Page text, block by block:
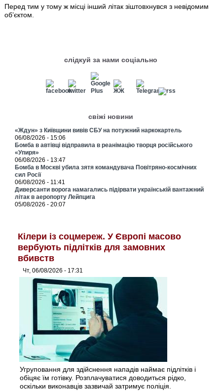
Перед тим у тому ж місці інший літак зіштовхнувся з невідомим
об’єктом.
слідкуй за нами соціально
свіжі новини
«Ждун» з Київщини вивів СБУ на потужний наркокартель
06/08/2026 - 15:06
Бомба в автівці відправила в реанімацію творця російського
«Упиря»
06/08/2026 - 13:47
Бомба в Москві убила зятя командувача Повітряно-космічних
сил Росії
06/08/2026 - 11:41
Диверсанти ворога намагались підірвати українській вантажний
літак в аеропорту Лейпцига
05/08/2026 - 20:07
Кілери із соцмереж. У Європі масово
вербують підлітків для замовних
вбивств
Чт, 06/08/2026 - 17:31
Угруповання для здійснення нападів наймає підлітків і
обіцяє їм готівку. Розплачуватися доводиться рідко,
оскільки виконавців зазвичай затримує поліція.